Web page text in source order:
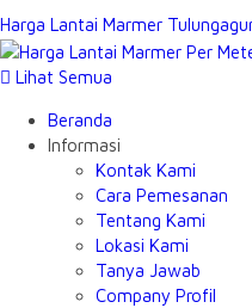
Harga Lantai Marmer
Lihat Semua
Beranda
Informasi
Kontak Kami
Cara Pemesanan
Tentang Kami
Lokasi Kami
Tanya Jawab
Company Profil